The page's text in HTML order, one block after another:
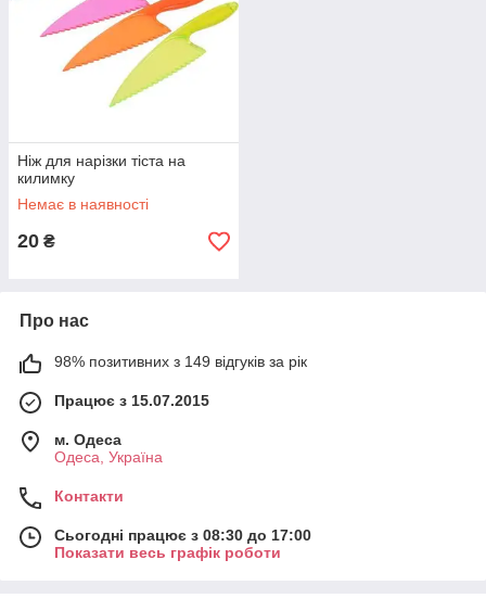
Ніж для нарізки тіста на
килимку
Немає в наявності
20 ₴
Про нас
98% позитивних з 149 відгуків за рік
Працює з 15.07.2015
м. Одеса
Одеса, Україна
Контакти
Сьогодні працює з 08:30 до 17:00
Показати весь графік роботи